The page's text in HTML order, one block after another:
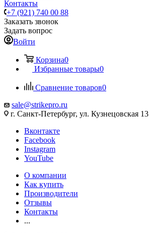
Контакты
+7 (921) 740 00 88
Заказать звонок
Задать вопрос
Войти
Корзина0
Избранные товары0
Сравнение товаров0
sale@strikepro.ru
г. Санкт-Петербург, ул. Кузнецовская 13
Вконтакте
Facebook
Instagram
YouTube
О компании
Как купить
Производители
Отзывы
Контакты
...